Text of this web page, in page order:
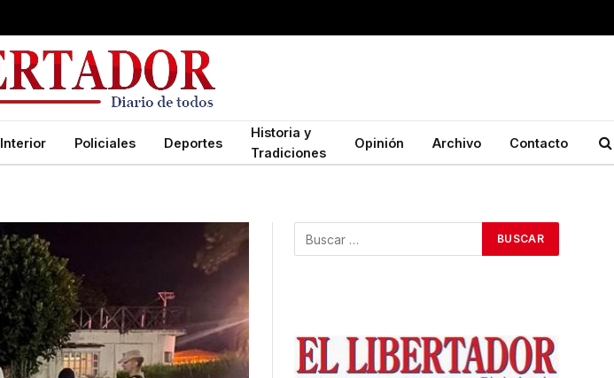
Interior Policiales Deportes
Historia y
Tradiciones
Opinión Archivo Contacto